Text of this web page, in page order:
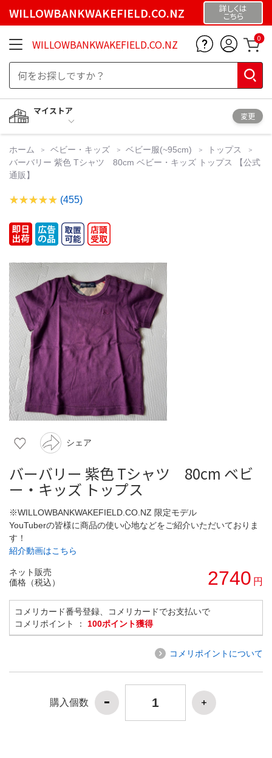
WILLOWBANKWAKEFIELD.CO.NZ 詳しくは
こちら
WILLOWBANKWAKEFIELD.CO.NZ 0
マイストア
変更
ホーム ベビー・キッズ ベビー服(~95cm)
トップス
バーバリー 紫色 Tシャツ 80cm ベビー・キッズ トップス 【公式
通販】
(455)
シェア
バーバリー 紫色 Tシャツ 80cm ベビ
ー・キッズ トップス
※WILLOWBANKWAKEFIELD.CO.NZ 限定モデル
YouTuberの皆様に商品の使い心地などをご紹介いただいておりま
す！
紹介動画はこちら
ネット販売
価格（税込）
2740 円
コメリカード番号登録、コメリカードでお支払いで
コメリポイント ： 100ポイント獲得
コメリポイントについて
購入個数